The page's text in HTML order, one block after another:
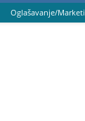
Oglašavanje/